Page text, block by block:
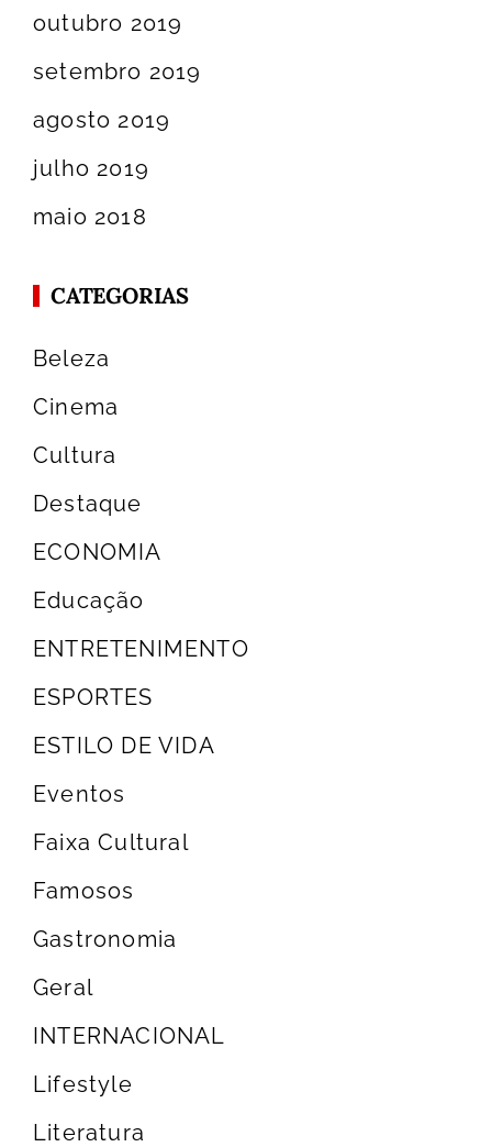
outubro 2019
setembro 2019
agosto 2019
julho 2019
maio 2018
CATEGORIAS
Beleza
Cinema
Cultura
Destaque
ECONOMIA
Educação
ENTRETENIMENTO
ESPORTES
ESTILO DE VIDA
Eventos
Faixa Cultural
Famosos
Gastronomia
Geral
INTERNACIONAL
Lifestyle
Literatura